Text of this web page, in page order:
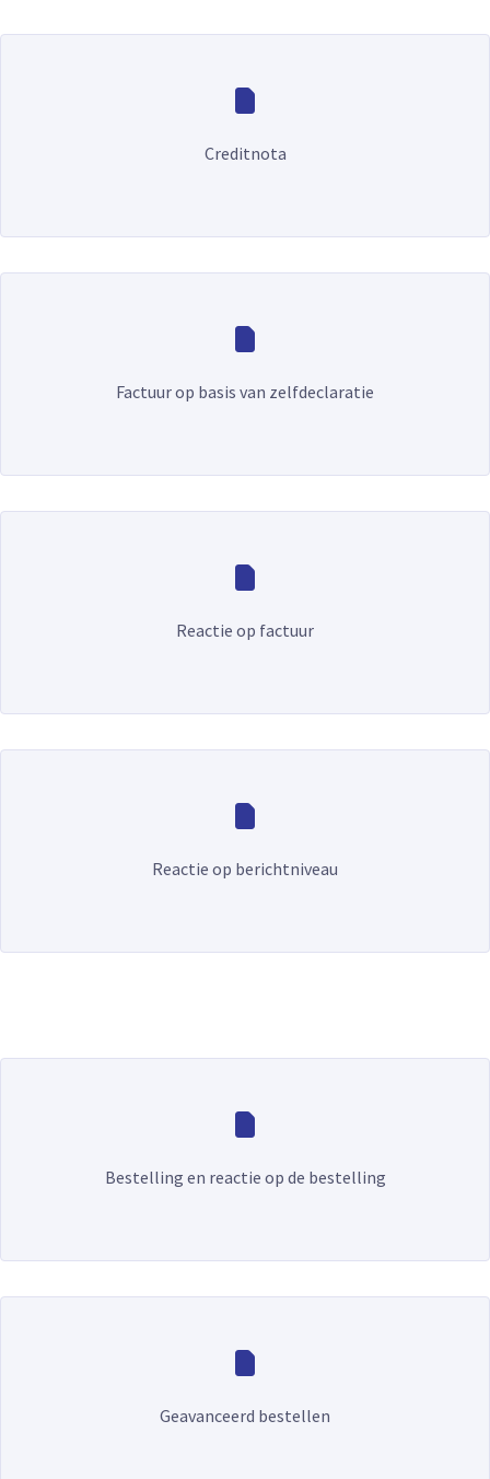
Creditnota
Factuur op basis van zelfdeclaratie
Reactie op factuur
Reactie op berichtniveau
Bestelling en reactie op de bestelling
Geavanceerd bestellen